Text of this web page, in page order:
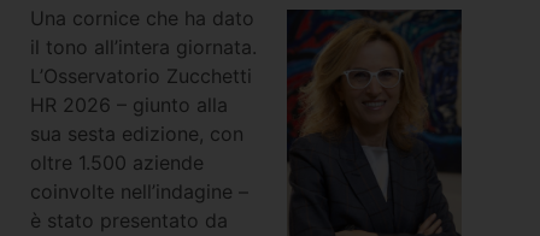
Una cornice che ha dato
il tono all’intera giornata.
L’Osservatorio Zucchetti
HR 2026 – giunto alla
sua sesta edizione, con
oltre 1.500 aziende
coinvolte nell’indagine –
è stato presentato da